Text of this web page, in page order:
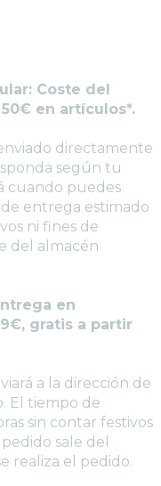
Coste del
en artículos*.
directamente
según tu
cuando puedes
entrega estimado
ni fines de
del almacén
en
gratis a partir
a la dirección de
El tiempo de
sin contar festivos
sale del
realiza el pedido.